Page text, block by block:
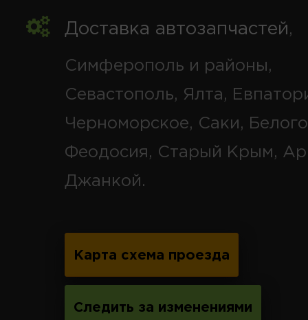
Доставка автозапчастей,
Симферополь и районы,
Севастополь, Ялта,
Черноморское, Саки,
Феодосия, Старый Крым,
Джанкой.
Карта схема проезда
Следить за изменениями